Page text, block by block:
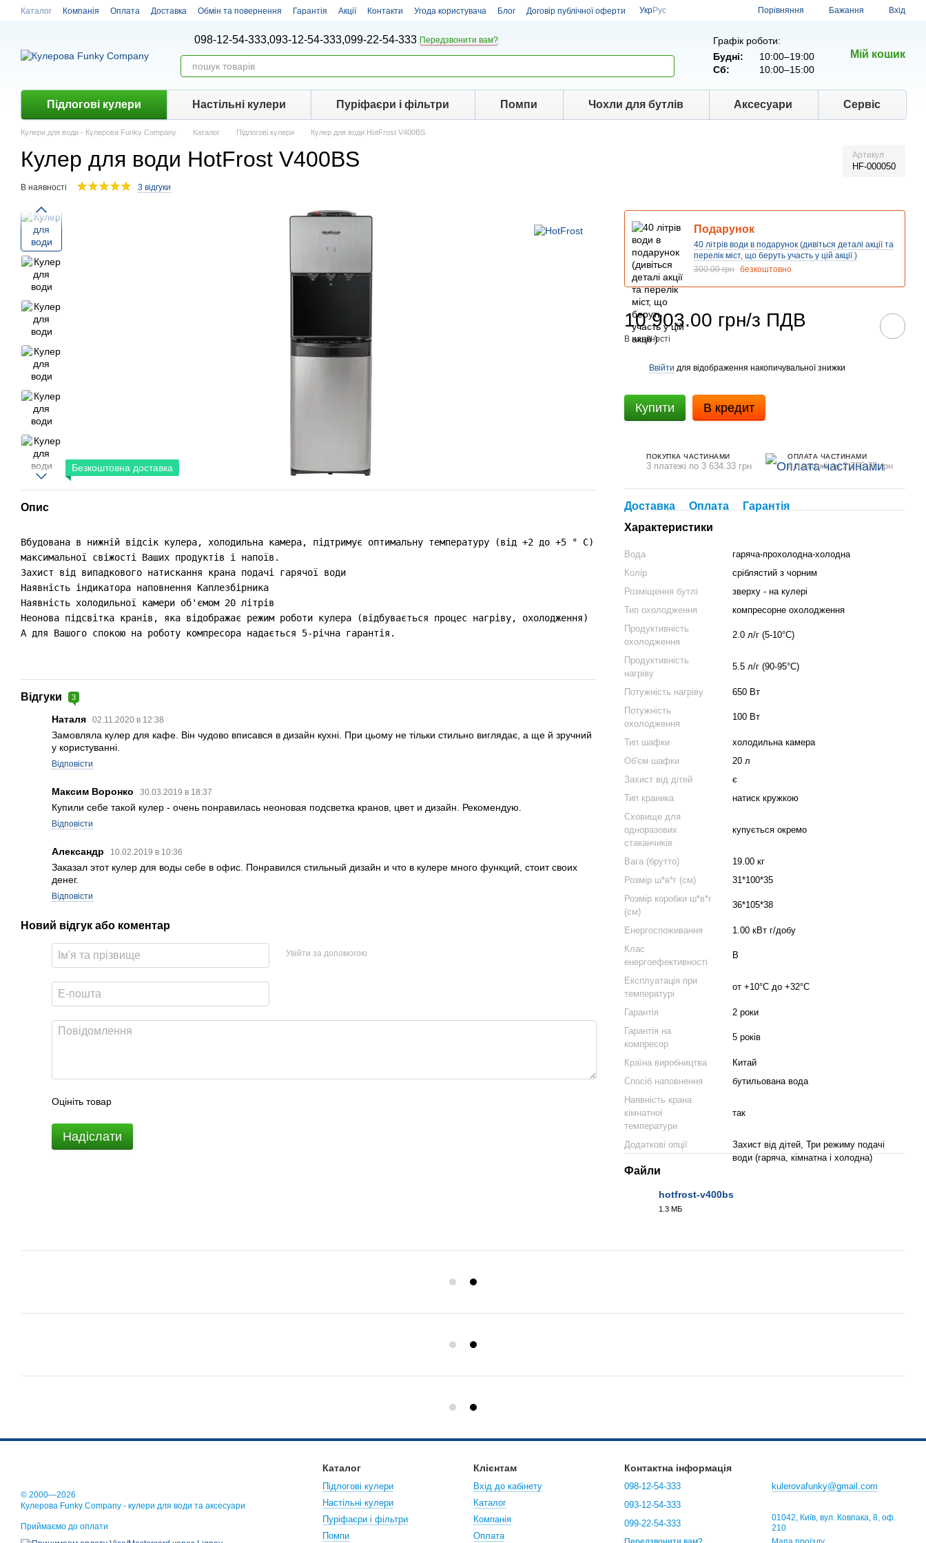
Перейти до основного контенту
Каталог Компанія Оплата Доставка Обмін та повернення Гарантія Акції Контакти Угода користувача Блог Договір публічної оферти УкрРус Порівняння Бажання Вхід
098-12-54-333,093-12-54-333,099-22-54-333 Передзвонити вам?
Графік роботи:
Будні:
10:00–19:00
Сб:
10:00–15:00
Мій кошик
Підлогові кулери Настiльнi кулери Пуріфаєри і фільтри Помпи Чохли для бутлів Аксесуари Сервіс
Кулери для води - Кулерова Funky Company Каталог Підлогові кулери Кулер для води HotFrost V400BS
Кулер для води HotFrost V400BS Артикул
HF-000050
В наявності 3 відгуки
Безкоштовна доставка
Опис
Вбудована в нижній відсік кулера, холодильна камера, підтримує оптимальну температуру (від +2 до +5 ° C) для збереження
максимальної свіжості Ваших продуктів і напоїв.
Захист від випадкового натискання крана подачі гарячої води
Наявність індикатора наповнення Каплезбірника
Наявність холодильної камери об'ємом 20 літрів
Неонова підсвітка кранів, яка відображає режим роботи кулера (відбувається процес нагріву, охолодження)
Відгуки 3
Наталя 02.11.2020 в 12:38
Замовляла кулер для кафе. Він чудово вписався в дизайн кухні. При цьому не тільки стильно виглядає, а ще й зручний
у користуванні.
Відповісти
Максим Воронко 30.03.2019 в 18:37
Купили себе такой кулер - очень понравилась неоновая подсветка кранов, цвет и дизайн. Рекомендую.
Відповісти
Александр 10.02.2019 в 10:36
Заказал этот кулер для воды себе в офис. Понравился стильный дизайн и что в кулере много функций, стоит своих
денег.
Відповісти
Новий відгук або коментар
Увійти за допомогою
Оцініть товар
Надіслати
Подарунок
40 літрів води в подарунок (дивіться деталі акції та
перелік міст, що беруть участь у цій акції )
300.00 грн безкоштовно
10 903.00 грн/з ПДВ
В наявності
Ввійти для відображення накопичувальної знижки
Купити В кредит
ПОКУПКА ЧАСТИНАМИ
3 платежі по 3 634.33 грн
ОПЛАТА ЧАСТИНАМИ
4 платежі по 2 725.75 грн
Доставка Оплата
Гарантія
Характеристики
Вода
гаряча-прохолодна-холодна
Колір
сріблястий з чорним
Розміщення бутлі
зверху - на кулері
Тип охолодження
компресорне охолодження
Продуктивність
охолодження
2.0 л/г (5-10°C)
Продуктивність
нагріву
5.5 л/г (90-95°C)
Потужність нагрiву
650 Вт
Потужність
охолодження
100 Вт
Тип шафки
холодильна камера
Об'єм шафки
20 л
Захист від дітей
є
Тип краника
натиск кружкою
Сховище для
одноразових
стаканчиків
купується окремо
Вага (брутто)
19.00 кг
Розмір ш*в*г (см)
31*100*35
Розмір коробки ш*в*г
(см)
36*105*38
Енергоспоживання
1.00 кВт г/добу
Клас
енергоефективності
В
Експлуатація при
температурі
от +10°C до +32°C
Гарантія
2 роки
Гарантія на
компресор
5 рокiв
Країна виробництва
Китай
Спосіб наповнення
бутильована вода
Наявність крана
кімнатної
температури
так
Додаткові опції
Захист від дітей, Три режиму подачі
води (гаряча, кімнатна і холодна)
Файли
hotfrost-v400bs
1.3 МБ
© 2000—2026
Кулерова Funky Company - кулери для води та аксесуари
Приймаємо до оплати
Каталог
Підлогові кулери
Настiльнi кулери
Пуріфаєри і фільтри
Помпи
Клієнтам
Вхід до кабінету
Каталог
Компанія
Оплата
Контактна інформація
098-12-54-333
093-12-54-333
099-22-54-333
kulerovafunky@gmail.com
01042, Київ, вул. Ковпака, 8, оф.
210